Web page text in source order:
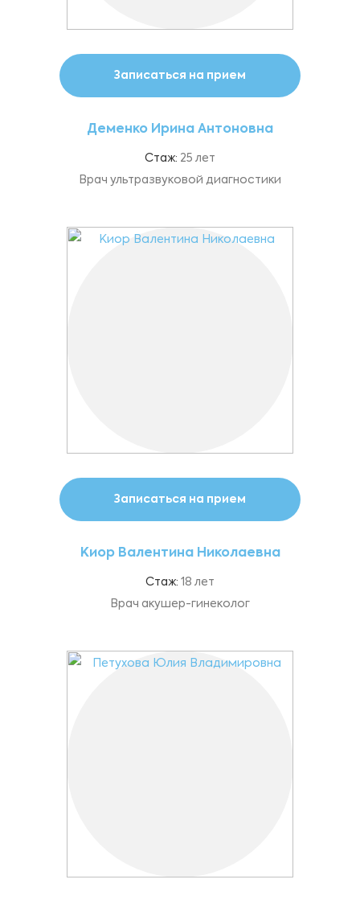
Записаться на прием
Деменко Ирина Антоновна
Стаж: 25 лет
Врач ультразвуковой диагностики
Записаться на прием
Киор Валентина Николаевна
Стаж: 18 лет
Врач акушер-гинеколог